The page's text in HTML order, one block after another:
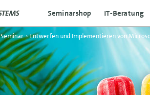
Seminarshop IT-Beratung
Seminar ›Entwerfen und Implementieren von